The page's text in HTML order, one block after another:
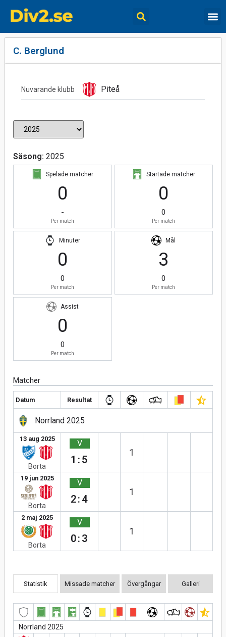
C. Berglund
Nuvarande klubb Piteå
Säsong: 2025
Spelade matcher
0
-
Per match
Startade matcher
0
0
Per match
Minuter
0
0
Per match
Mål
3
0
Per match
Assist
0
0
Per match
Matcher
Datum Resultat
Norrland 2025
13 aug 2025
Borta
V
1:5
1
19 jun 2025
Borta
V
2:4
1
2 maj 2025
Borta
V
0:3
1
Statistik Missade matcher Övergångar Galleri
Norrland 2025